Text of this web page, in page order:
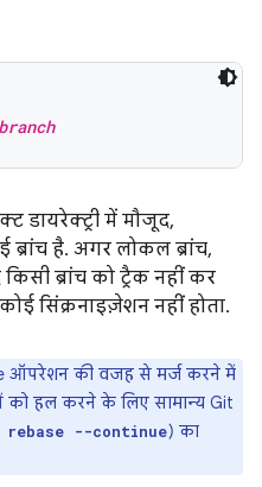
branch
डायरेक्ट्री में मौजूद,
है. अगर लोकल ब्रांच,
किसी ब्रांच को ट्रैक नहीं कर
सिंक्रनाइज़ेशन नहीं होता.
ऑपरेशन की वजह से मर्ज करने में
हल करने के लिए सामान्य Git
--continue) का